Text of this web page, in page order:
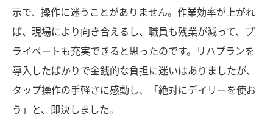
示で、操作に迷うことがありません。作業効率が上がれ
ば、現場により向き合えるし、職員も残業が減って、プ
ライベートも充実できると思ったのです。リハプランを
導入したばかりで金銭的な負担に迷いはありましたが、
タップ操作の手軽さに感動し、「絶対にデイリーを使お
う」と、即決しました。